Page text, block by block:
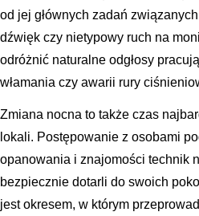
od jej głównych zadań
dźwięk czy nietypowy ruch na
odróżnić naturalne odgłosy
włamania czy awarii rury
Zmiana nocna to także czas
lokali. Postępowanie z osobami
opanowania i znajomości technik
bezpiecznie dotarli do swoich
jest okresem, w którym